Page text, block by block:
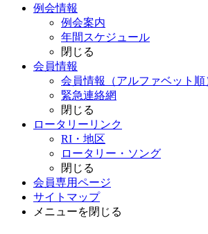
例会情報
例会案内
年間スケジュール
閉じる
会員情報
会員情報（アルファベット順
緊急連絡網
閉じる
ロータリーリンク
RI・地区
ロータリー・ソング
閉じる
会員専用ページ
サイトマップ
メニューを閉じる